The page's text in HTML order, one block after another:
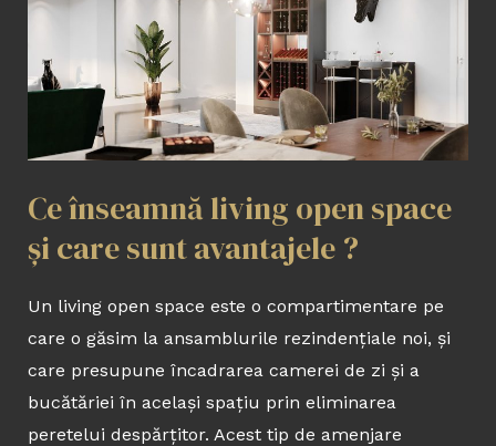
Ce înseamnă living open space
și care sunt avantajele ?
Un living open space este o compartimentare pe
care o găsim la ansamblurile rezindențiale noi, și
care presupune încadrarea camerei de zi și a
bucătăriei în același spațiu prin eliminarea
peretelui despărțitor. Acest tip de amenjare